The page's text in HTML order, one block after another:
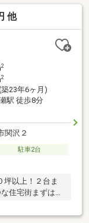
守るシャッター
セブンイレブ
富士見：車で約
分・KidsGarden
他
2
2
23年6ヶ月)
駅 徒歩8分
関沢２
駐車2台
坪以上！２台ま
住宅街まずはぜ